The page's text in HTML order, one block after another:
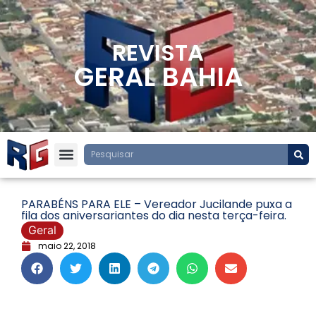
REVISTA
GERAL BAHIA
PARABÉNS PARA ELE – Vereador Jucilande puxa a
fila dos aniversariantes do dia nesta terça-feira.
Geral
maio 22, 2018